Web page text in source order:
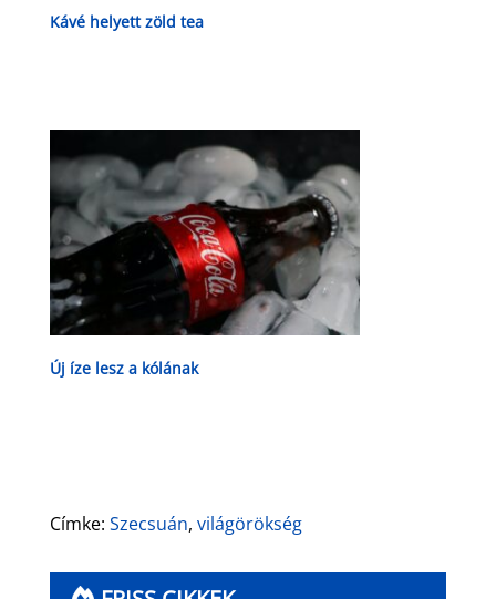
Kávé helyett zöld tea
Új íze lesz a kólának
Címke: Szecsuán, világörökség